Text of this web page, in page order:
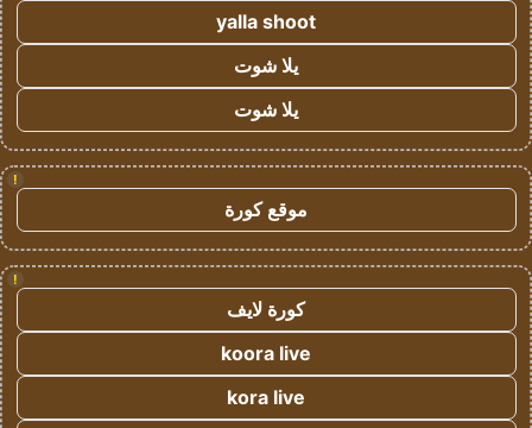
yalla shoot
يلا شوت
يلا شوت
!
موقع كورة
!
كورة لايف
koora live
kora live